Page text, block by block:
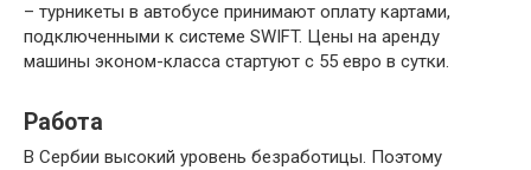
– турникеты в автобусе принимают оплату картами,
подключенными к системе SWIFT. Цены на аренду
машины эконом-класса стартуют с 55 евро в сутки.
Работа
В Сербии высокий уровень безработицы. Поэтому